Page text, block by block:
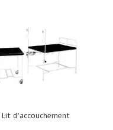
Lit d’accouchement